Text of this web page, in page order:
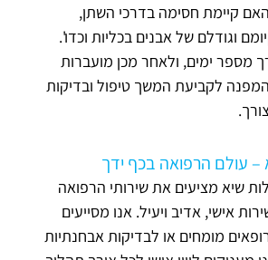
קיימת חסימה בדרכי השתן,
וגודלם של אבנים בכליות וכדו'.
מספר ימים, ולאחר מכן מועברות
לקביעת המשך טיפול ובדיקות
ב-360 מעלות שיא מציעים את שירותי הרפואה
אישי, אדיב ויעיל. אנו מסייעים
מומחים או לבדיקות אבחנתיות